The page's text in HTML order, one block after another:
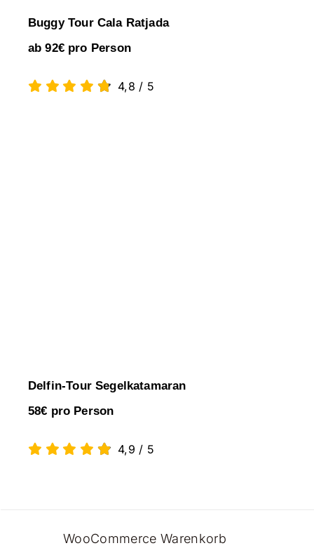
Buggy Tour Cala Ratjada
ab 92€ pro Person
4,8 / 5
Delfin-Tour Segelkatamaran
58€ pro Person
4,9 / 5
WooCommerce Warenkorb